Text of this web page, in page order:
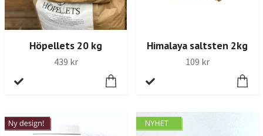
Höpellets 20 kg
439 kr
Himalaya saltsten 2kg
109 kr